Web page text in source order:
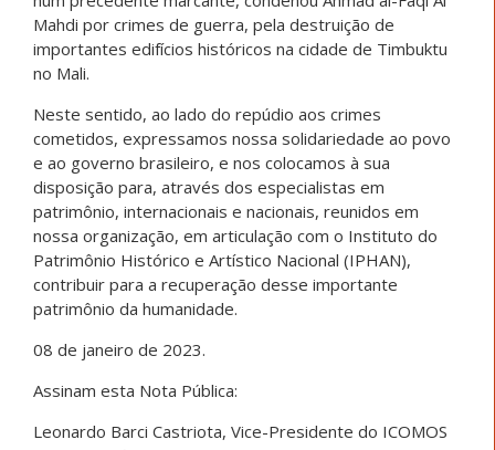
Mahdi por crimes de guerra, pela destruição de
importantes edifícios históricos na cidade de Timbuktu
no Mali.
Neste sentido, ao lado do repúdio aos crimes
cometidos, expressamos nossa solidariedade ao povo
e ao governo brasileiro, e nos colocamos à sua
disposição para, através dos especialistas em
patrimônio, internacionais e nacionais, reunidos em
nossa organização, em articulação com o Instituto do
Patrimônio Histórico e Artístico Nacional (IPHAN),
contribuir para a recuperação desse importante
patrimônio da humanidade.
08 de janeiro de 2023.
Assinam esta Nota Pública:
Leonardo Barci Castriota, Vice-Presidente do ICOMOS